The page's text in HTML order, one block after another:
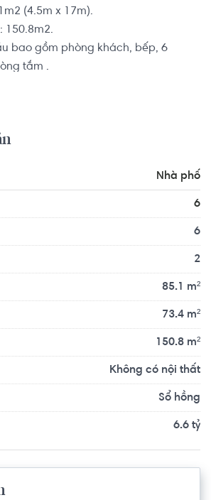
(4.5m x 17m).
150.8m2.
bao gồm phòng khách, bếp, 6
tắm .
Đầm Sen water park, trường học
bộ tầm 30m là đến nên rất tiện mua
Bệnh Viện Tân Phú, trường Đại học
học, trung học khoảng 100m. Xung
Nhà phố
6
6
2
85.1 m²
73.4 m²
150.8 m²
Không có nội thất
Sổ hồng
6.6 tỷ